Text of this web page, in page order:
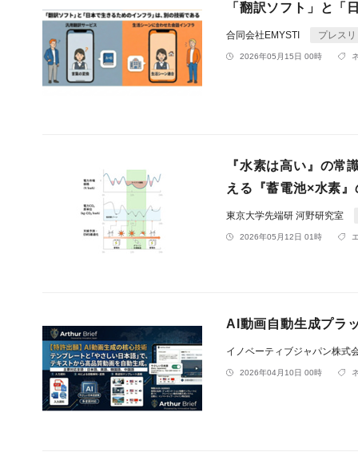
「翻訳ソフト」と「
合同会社EMYSTI プレス
2026年05月15日 00時
『水素は高い』の
える『蓄電池×水素
東京大学先端研 河野研究室
2026年05月12日 01時
AI動画自動生成プラ
イノベーティブジャパン株式
2026年04月10日 00時